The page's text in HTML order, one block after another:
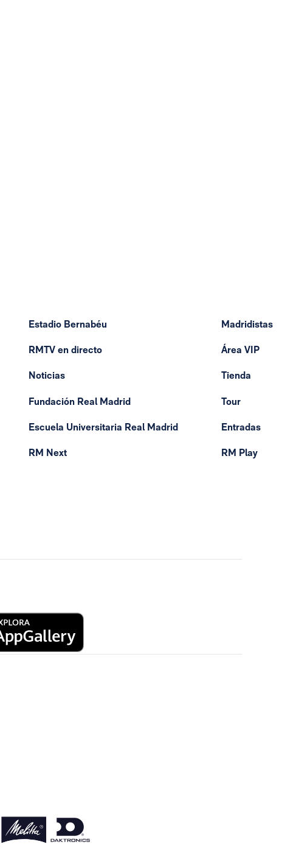
Estadio Bernabéu
RMTV en directo
Noticias
Fundación Real Madrid
Escuela Universitaria Real Madrid
RM Next
Madridistas
Área VIP
Tienda
Tour
Entradas
RM Play